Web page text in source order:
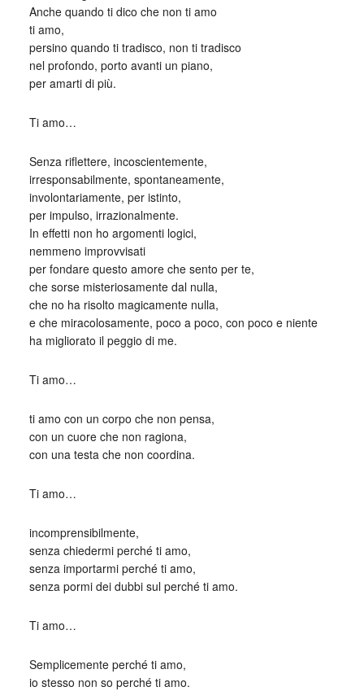
Anche quando ti dico che non ti amo
ti amo,
persino quando ti tradisco, non ti tradisco
nel profondo, porto avanti un piano,
per amarti di più.
Ti amo…
Senza riflettere, incoscientemente,
irresponsabilmente, spontaneamente,
involontariamente, per istinto,
per impulso, irrazionalmente.
In effetti non ho argomenti logici,
nemmeno improvvisati
per fondare questo amore che sento per te,
che sorse misteriosamente dal nulla,
che no ha risolto magicamente nulla,
e che miracolosamente, poco a poco, con poco e niente
ha migliorato il peggio di me.
Ti amo…
ti amo con un corpo che non pensa,
con un cuore che non ragiona,
con una testa che non coordina.
Ti amo…
incomprensibilmente,
senza chiedermi perché ti amo,
senza importarmi perché ti amo,
senza pormi dei dubbi sul perché ti amo.
Ti amo…
Semplicemente perché ti amo,
io stesso non so perché ti amo.